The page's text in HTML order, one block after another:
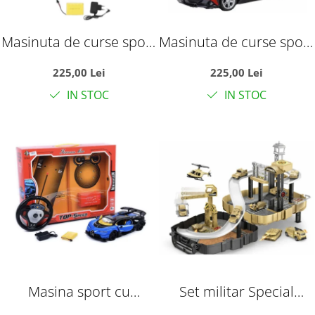
Masinuta de curse sport
volan, usi automate si
acumulator, galben, 35
225,00 Lei
IN STOC
Masinuta de curse sport
volan, usi automate si
acumulator, rosie, 35
225,00 Lei
IN STOC
Masina sport cu
Set militar Special